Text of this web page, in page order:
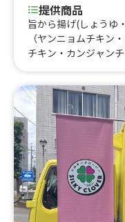
提供商品
旨から揚げ(しょうゆ
（ヤンニョムチキン
チキン・カンジャン
ロス、チーズハット
ール、チヂミ、チキ
きおにぎり、アメリ
お・みそ・南蛮・油
リ)、旨から丼、牛カ
ス100%、パイナッ
ークハイ・ジンジャ